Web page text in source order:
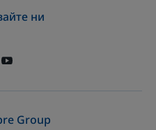
ни
Group